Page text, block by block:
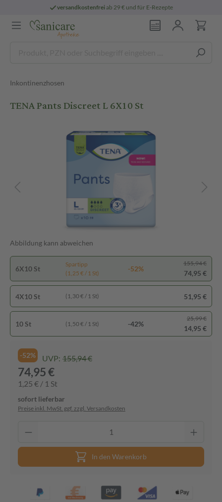
versandkostenfreiab 29 € und für E-Rezepte
Inkontinenzhosen
TENA Pants Discreet L 6X10 St
Abbildung kann abweichen
6X10 St
Spartipp
(1,25 € / 1 St)
-52%
155,94 €
74,95 €
4X10 St (1,30 € / 1 St) 51,95 €
10 St (1,50 € / 1 St) -42%
25,99 €
14,95 €
-52% UVP: 155,94 €
74,95 €
1,25 € / 1 St
sofort lieferbar
Preise inkl. MwSt. ggf. zzgl. Versandkosten
In den Warenkorb